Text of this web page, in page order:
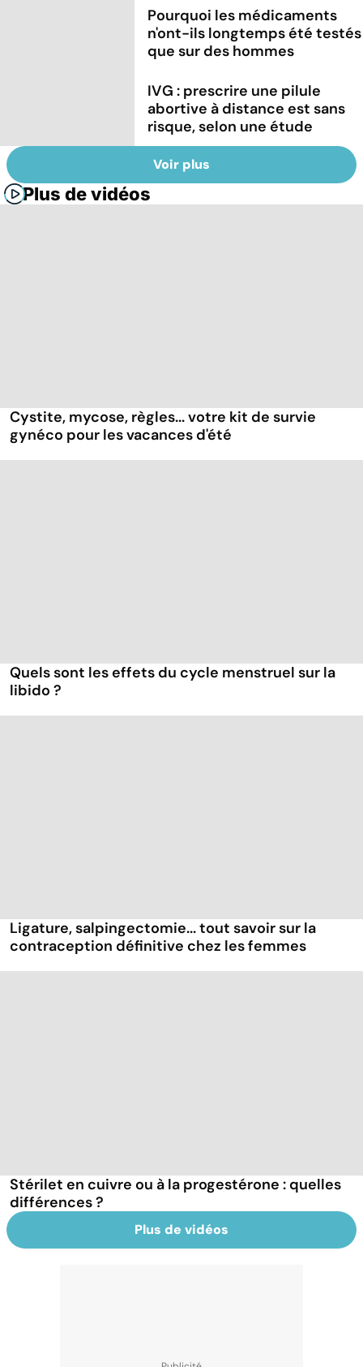
Pourquoi les médicaments
n'ont-ils longtemps été testés
que sur des hommes
IVG : prescrire une pilule
abortive à distance est sans
risque, selon une étude
Voir plus
Plus de vidéos
Cystite, mycose, règles... votre kit de survie
gynéco pour les vacances d'été
Quels sont les effets du cycle menstruel sur la
libido ?
Ligature, salpingectomie... tout savoir sur la
contraception définitive chez les femmes
Stérilet en cuivre ou à la progestérone : quelles
différences ?
Plus de vidéos